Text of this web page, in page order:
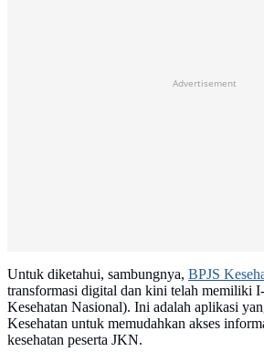
Advertisement
Untuk diketahui, sambungnya, BPJS
transformasi digital dan kini telah memiliki
Kesehatan Nasional). Ini adalah aplikasi
Kesehatan untuk memudahkan akses
kesehatan peserta JKN.